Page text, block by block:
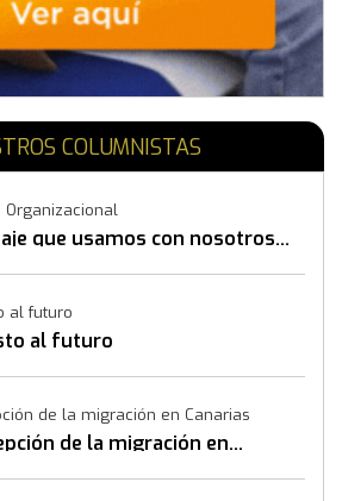
COLUMNISTAS
Organizacional
que usamos con nosotros
al futuro
al futuro
de la migración en Canarias
de la migración en